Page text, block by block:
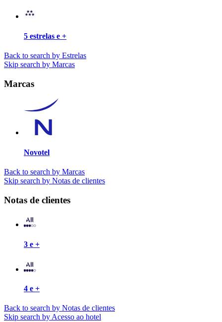
5 estrelas e +
Back to search by Estrelas
Skip search by Marcas
Marcas
Novotel
Back to search by Marcas
Skip search by Notas de clientes
Notas de clientes
3 e +
4 e +
Back to search by Notas de clientes
Skip search by Acesso ao hotel